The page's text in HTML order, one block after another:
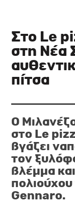
Στο Le
στη Νέα
πίτσα
Ο
στο Le
βγάζει
τον
βλέμμα
Gennaro.